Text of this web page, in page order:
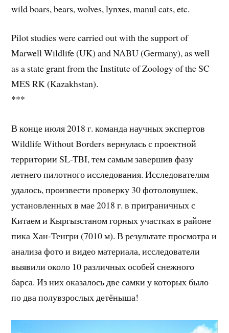
wild boars, bears, wolves, lynxes, manul cats, etc.
Pilot studies were carried out with the support of
Marwell Wildlife (UK) and NABU (Germany), as well
as a state grant from the Institute of Zoology of the SC
MES RK (Kazakhstan).
***
В конце июля 2018 г. команда научных экспертов
Wildlife Without Borders вернулась с проектной
территории SL-TBI, тем самым завершив фазу
летнего пилотного исследования. Исследователям
удалось, произвести проверку 30 фотоловушек,
установленных в мае 2018 г. в приграничных с
Китаем и Кыргызстаном горных участках в районе
пика Хан-Тенгри (7010 м). В результате просмотра и
анализа фото и видео материала, исследователи
выявили около 10 различных особей снежного
барса. Из них оказалось две самки у которых было
по два полувзрослых детёныша!